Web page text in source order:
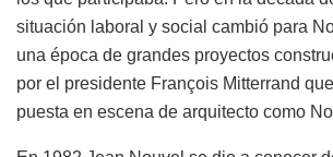
situación laboral y social cambió para
una época de grandes proyectos
por el presidente François Mitterrand
puesta en escena de arquitecto como